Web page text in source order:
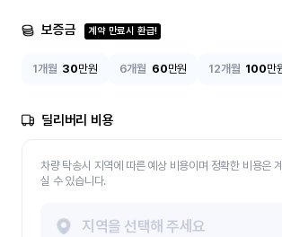
보증금 계약 만료시 환급!
1개월 30만원 6개월 60만원 12개월 100만
딜리버리 비용
차량 탁송시 지역에 따른 예상 비용이며 정확한 비용은
실 수 있습니다.
지역을 선택해 주세요